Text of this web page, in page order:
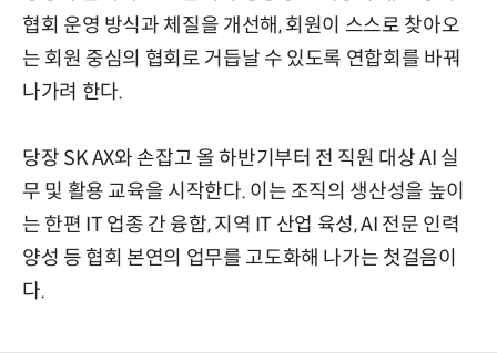
협회 운영 방식과 체질을 개선해, 회원이 스스로 찾아오
는 회원 중심의 협회로 거듭날 수 있도록 연합회를 바꿔
나가려 한다.
당장 SK AX와 손잡고 올 하반기부터 전 직원 대상 AI 실
무 및 활용 교육을 시작한다. 이는 조직의 생산성을 높이
는 한편 IT 업종 간 융합, 지역 IT 산업 육성, AI 전문 인력
양성 등 협회 본연의 업무를 고도화해 나가는 첫걸음이
다.